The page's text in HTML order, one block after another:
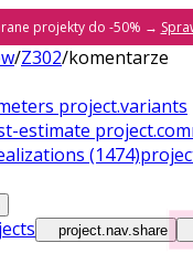
projekty do -50% →
/Z302/komentarze
project.variants
estimate
(1474)
project.nav.share